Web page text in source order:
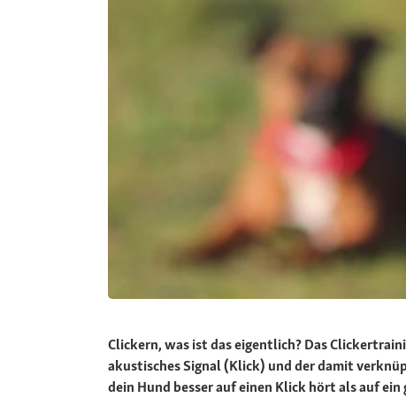
Clickern, was ist das eigentlich? Das
akustisches Signal (Klick) und der damit
dein Hund besser auf einen Klick hört als auf